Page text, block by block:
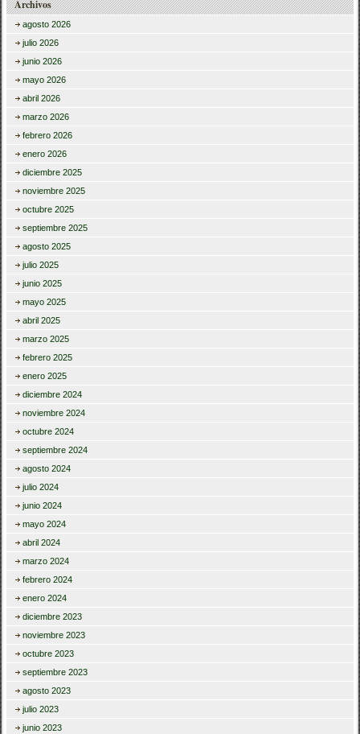
Archivos
agosto 2026
julio 2026
junio 2026
mayo 2026
abril 2026
marzo 2026
febrero 2026
enero 2026
diciembre 2025
noviembre 2025
octubre 2025
septiembre 2025
agosto 2025
julio 2025
junio 2025
mayo 2025
abril 2025
marzo 2025
febrero 2025
enero 2025
diciembre 2024
noviembre 2024
octubre 2024
septiembre 2024
agosto 2024
julio 2024
junio 2024
mayo 2024
abril 2024
marzo 2024
febrero 2024
enero 2024
diciembre 2023
noviembre 2023
octubre 2023
septiembre 2023
agosto 2023
julio 2023
junio 2023